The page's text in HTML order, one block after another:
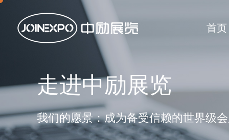
首页
走进中励展览
我们的愿景：成为备受信赖的世界级